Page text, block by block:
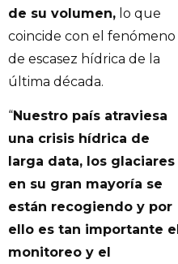
de su volumen, lo que
coincide con el fenómeno
de escasez hídrica de la
última década.
“Nuestro país atraviesa
una crisis hídrica de
larga data, los glaciares
en su gran mayoría se
están recogiendo y por
ello es tan importante el
monitoreo y el